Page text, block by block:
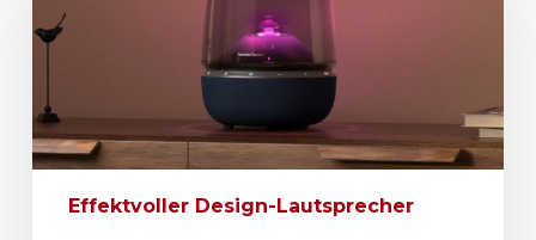
Effektvoller Design-Lautsprecher